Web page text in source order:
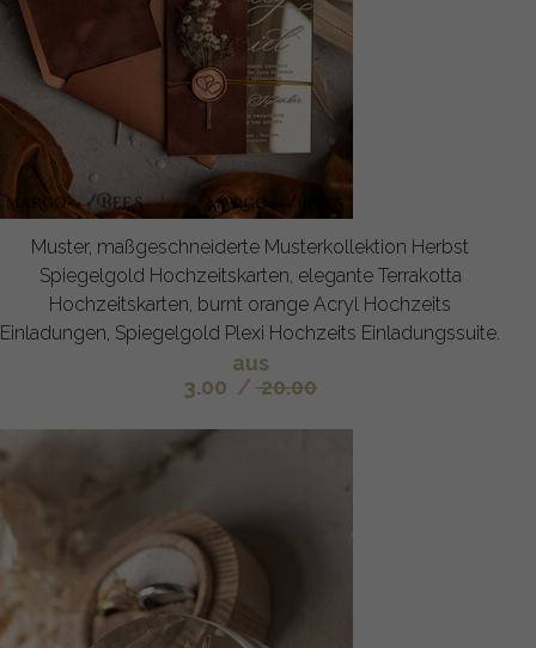
Muster, maßgeschneiderte Musterkollektion Herbst
Spiegelgold Hochzeitskarten, elegante Terrakotta
Hochzeitskarten, burnt orange Acryl Hochzeits
Einladungen, Spiegelgold Plexi Hochzeits Einladungssuite.
aus
3.00 / 20.00